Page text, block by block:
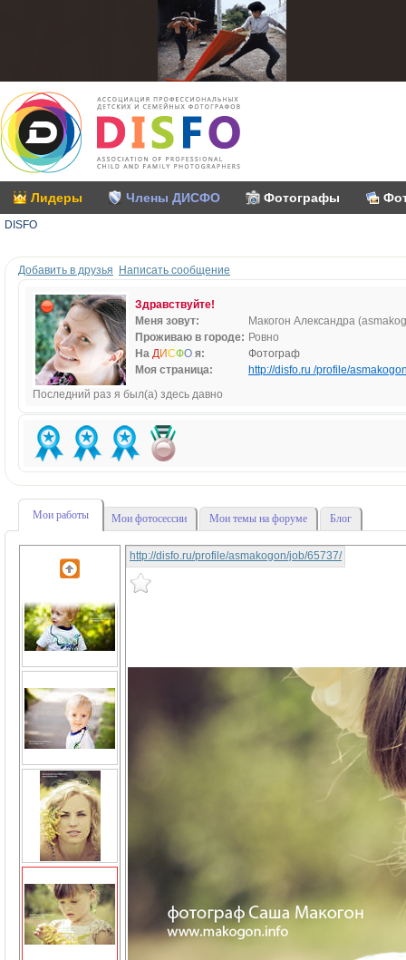
Лидеры Члены ДИСФО Фотографы
DISFO
Добавить в друзья Написать сообщение
Здравствуйте!
Меня зовут:
Макогон Александра
Проживаю в городе: Ровно
На ДИСФО я:
Фотограф
Моя страница:
http://disfo.ru /profile/
Последний раз я был(а) здесь давно
Мои работы Мои фотосессии Мои темы на форуме Блог
http://disfo.ru/profile/asmakogon/job/65737/